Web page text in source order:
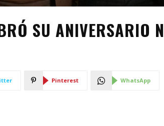
SU ANIVERSARIO
Pinterest WhatsApp